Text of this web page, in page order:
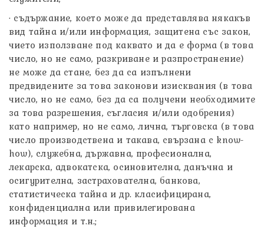
· съдържание, което може да представлява някакъв
вид тайна и/или информация, защитена със закон,
чието използване под каквато и да е форма (в това
число, но не само, разкриване и разпространение)
не може да стане, без да са изпълнени
предвидените за това законови изисквания (в това
число, но не само, без да са получени необходимите
за това разрешения, съгласия и/или одобрения)
като например, но не само, лична, търговска (в това
число производствена и такава, свързана с know-
how), служебна, държавна, професионална,
лекарска, адвокатска, осиновителна, данъчна и
осигурителна, застрахователна, банкова,
статистическа тайна и др. класифицирана,
конфиденциална или привилегирована
информация и т.н.;